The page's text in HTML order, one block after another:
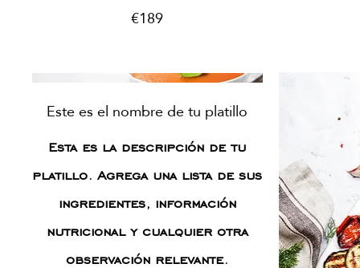
€189
Este es el nombre de tu platillo
Esta es la descripción de tu
platillo. Agrega una lista de sus
ingredientes, información
nutricional y cualquier otra
observación relevante.